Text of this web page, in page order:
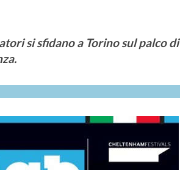
si sfidano a Torino sul palco di